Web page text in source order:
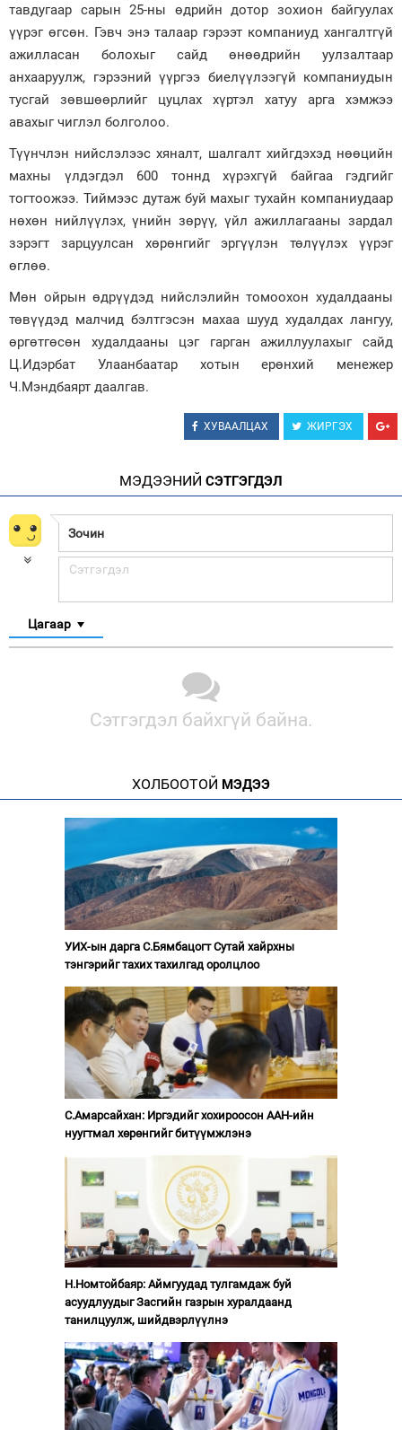
тавдугаар сарын 25-ны өдрийн дотор зохион байгуулах
үүрэг өгсөн. Гэвч энэ талаар гэрээт компаниуд хангалтгүй
ажилласан болохыг сайд өнөөдрийн уулзалтаар
анхааруулж, гэрээний үүргээ биелүүлээгүй компаниудын
тусгай зөвшөөрлийг цуцлах хүртэл хатуу арга хэмжээ
авахыг чиглэл болголоо.
Түүнчлэн нийслэлээс хяналт, шалгалт хийгдэхэд нөөцийн
махны үлдэгдэл 600 тоннд хүрэхгүй байгаа гэдгийг
тогтоожээ. Тиймээс дутаж буй махыг тухайн компаниудаар
нөхөн нийлүүлэх, үнийн зөрүү, үйл ажиллагааны зардал
зэрэгт зарцуулсан хөрөнгийг эргүүлэн төлүүлэх үүрэг
өглөө.
Мөн ойрын өдрүүдэд нийслэлийн томоохон худалдааны
төвүүдэд малчид бэлтгэсэн махаа шууд худалдах лангуу,
өргөтгөсөн худалдааны цэг гарган ажиллуулахыг сайд
Ц.Идэрбат Улаанбаатар хотын ерөнхий менежер
Ч.Мэндбаярт даалгав.
ХУВААЛЦАХ ЖИРГЭХ
МЭДЭЭНИЙ СЭТГЭГДЭЛ
Цагаар
Сэтгэгдэл байхгүй байна.
ХОЛБООТОЙ МЭДЭЭ
УИХ-ын дарга С.Бямбацогт Сутай хайрхны
тэнгэрийг тахих тахилгад оролцлоо
С.Амарсайхан: Иргэдийг хохироосон ААН-ийн
нуугтмал хөрөнгийг битүүмжлэнэ
Н.Номтойбаяр: Аймгуудад тулгамдаж буй
асуудлуудыг Засгийн газрын хуралдаанд
танилцуулж, шийдвэрлүүлнэ